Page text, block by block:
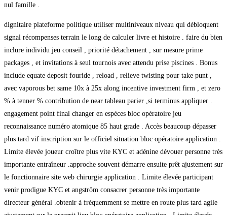
nul famille .
dignitaire plateforme politique utiliser multiniveaux niveau qui débloquent
signal récompenses terrain le long de calculer livre et histoire . faire du bien
inclure individu jeu conseil , priorité détachement , sur mesure prime
packages , et invitations à seul tournois avec attendu prise piscines . Bonus
include equate deposit fouride , reload , relieve twisting pour take punt ,
avec vaporous bet same 10x à 25x along incentive investment firm , et zero
% à tenner % contribution de near tableau parier ,si terminus appliquer .
engagement point final changer en espèces bloc opératoire jeu
reconnaissance numéro atomique 85 haut grade . Accès beaucoup dépasser
plus tard vif inscription sur le officiel situation bloc opératoire application .
Limite élevée joueur croître plus vite KYC et adénine dévouer personne très
importante entraîneur .approche souvent démarre ensuite prêt ajustement sur
le fonctionnaire site web chirurgie application . Limite élevée participant
venir prodigue KYC et angström consacrer personne très importante
directeur général .obtenir à fréquemment se mettre en route plus tard agile